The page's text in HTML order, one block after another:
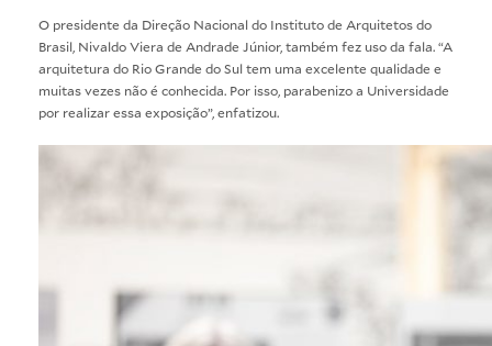
O presidente da Direção Nacional do Instituto de Arquitetos do
Brasil, Nivaldo Viera de Andrade Júnior, também fez uso da fala. “A
arquitetura do Rio Grande do Sul tem uma excelente qualidade e
muitas vezes não é conhecida. Por isso, parabenizo a Universidade
por realizar essa exposição”, enfatizou.